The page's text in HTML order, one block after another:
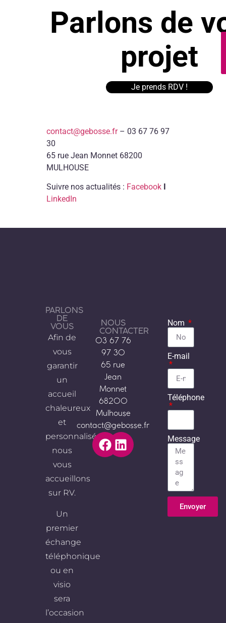
Parlons de
projet
Je prends RDV !
contact@gebosse.fr– 03 67 76 97
30
65 rue Jean Monnet 68200
MULHOUSE
Suivre nos actualités : Facebook
LinkedIn
PARLONS
DE
VOUS
Afin de
vous
garantir
un
accueil
chaleureux
et
personnalisé,
nous
vous
accueillons
sur RV.
Un
premier
échange
téléphonique
ou en
visio
sera
l’occasion
NOUS
CONTACTER
03 67 76
97 30
65 rue
Jean
Monnet
68200
Mulhouse
contact@gebosse.fr
Nom
E-mail
Téléphone
Message
Envoyer